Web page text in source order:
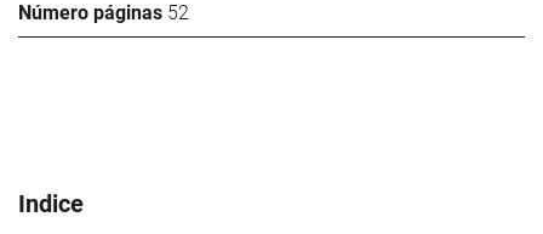
Número páginas 52
Indice